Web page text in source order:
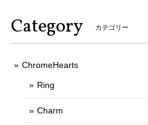
Category カテゴリー
ChromeHearts
Ring
Charm